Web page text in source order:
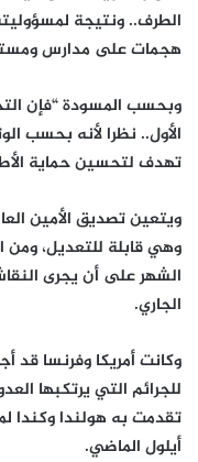
هجمات على مدارس
وبحسب المسودة “فإن
الأول.. نظرا لأنه بحسب
تهدف لتحسين حماية
ويتعين تصديق الأمين
وهي قابلة للتعديل، ومن
الجاري.
وكانت أمريكا وفرنسا قد
للجرائم التي يرتكبها
تقدمت به هولندا وكندا
أيلول الماضي.